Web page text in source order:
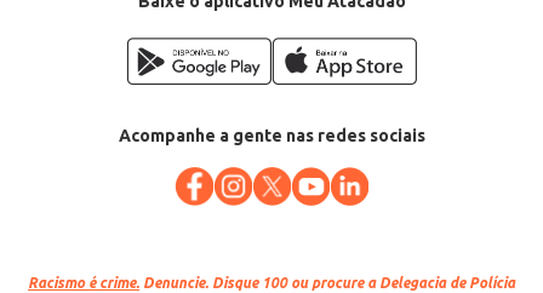
Acompanhe a gente nas redes sociais
Racismo é crime. Denuncie. Disque 100 ou procure a Delegacia de Polícia